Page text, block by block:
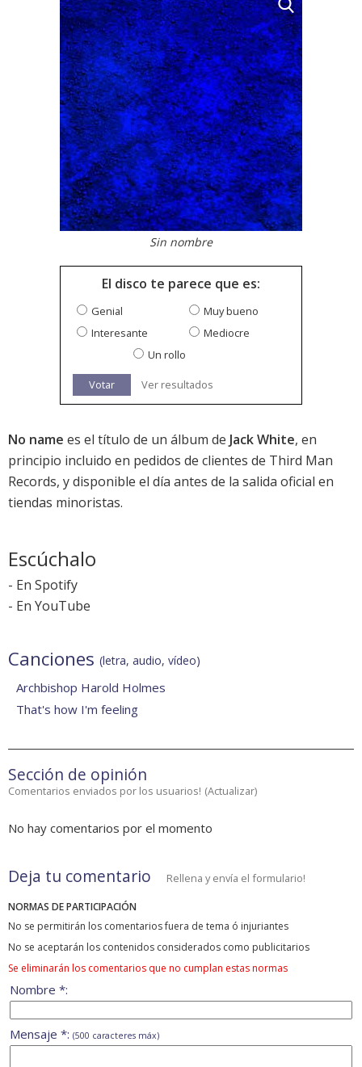
Sin nombre
El disco te parece que es:
Genial
Muy bueno
Interesante
Mediocre
Un rollo
Votar Ver resultados
No name es el título de un álbum de Jack White, en
principio incluido en pedidos de clientes de Third Man
Records, y disponible el día antes de la salida oficial en
tiendas minoristas.
Escúchalo
- En Spotify
- En YouTube
Canciones (letra, audio, vídeo)
Archbishop Harold Holmes
That's how I'm feeling
Sección de opinión
Comentarios enviados por los usuarios! (Actualizar)
No hay comentarios por el momento
Deja tu comentario Rellena y envía el formulario!
NORMAS DE PARTICIPACIÓN
No se permitirán los comentarios fuera de tema ó injuriantes
No se aceptarán los contenidos considerados como publicitarios
Se eliminarán los comentarios que no cumplan estas normas
Nombre *:
Mensaje *: (500 caracteres máx)